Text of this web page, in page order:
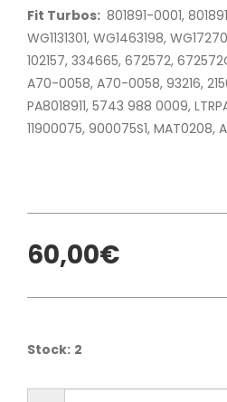
Fit Turbos: 801891-0001,
WG1131301, WG1463198,
102157, 334665, 672572,
A70-0058, A70-0058, 93216,
PA8018911, 5743 988 0009,
11900075, 900075S1, MAT0208,
60,00€
Stock: 2